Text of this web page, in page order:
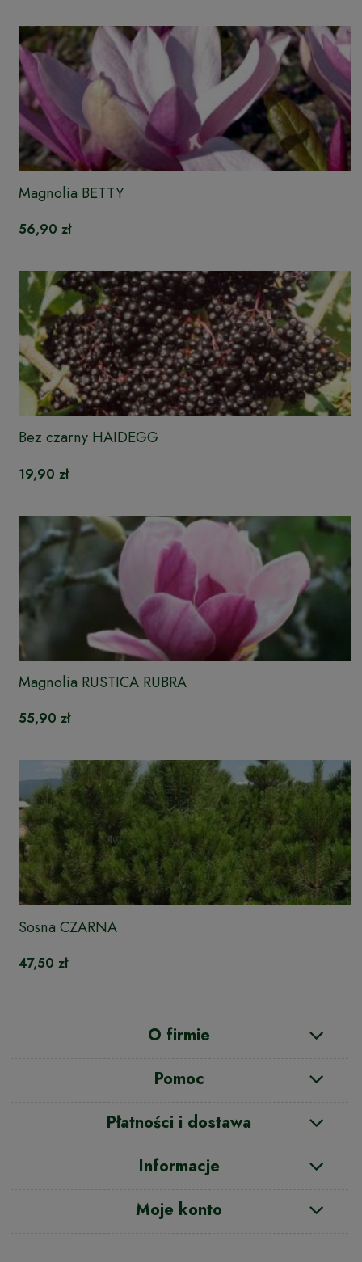
Magnolia BETTY
56,90 zł
Bez czarny HAIDEGG
19,90 zł
Magnolia RUSTICA RUBRA
55,90 zł
Sosna CZARNA
47,50 zł
O firmie
Pomoc
Płatności i dostawa
Informacje
Moje konto